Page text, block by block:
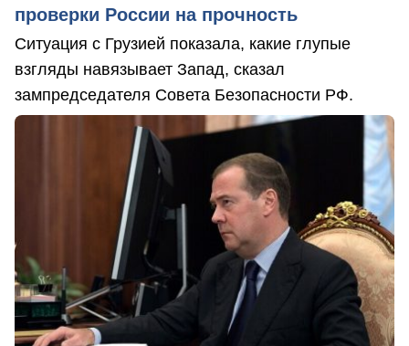
проверки России на прочность
Ситуация с Грузией показала, какие глупые
взгляды навязывает Запад, сказал
зампредседателя Совета Безопасности РФ.